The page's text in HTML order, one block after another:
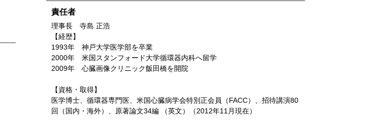
責任者
理事長 寺島 正浩
【経歴】
1993年 神戸大学医学部を卒業
2000年 米国スタンフォード大学循環器内科へ留学
2009年 心臓画像クリニック飯田橋を開院
【資格・取得】
医学博士、循環器専門医、米国心臓病学会特別正会員（FACC）、招待講演80
回（国内・海外）、原著論文34編 （英文）（2012年11月現在）